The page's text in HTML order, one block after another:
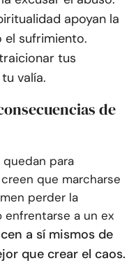
apoyan la
el sufrimiento.
tus
valía.
de
para
que marcharse
perder la
enfrentarse a un ex
a sí mismos de
que crear el caos.